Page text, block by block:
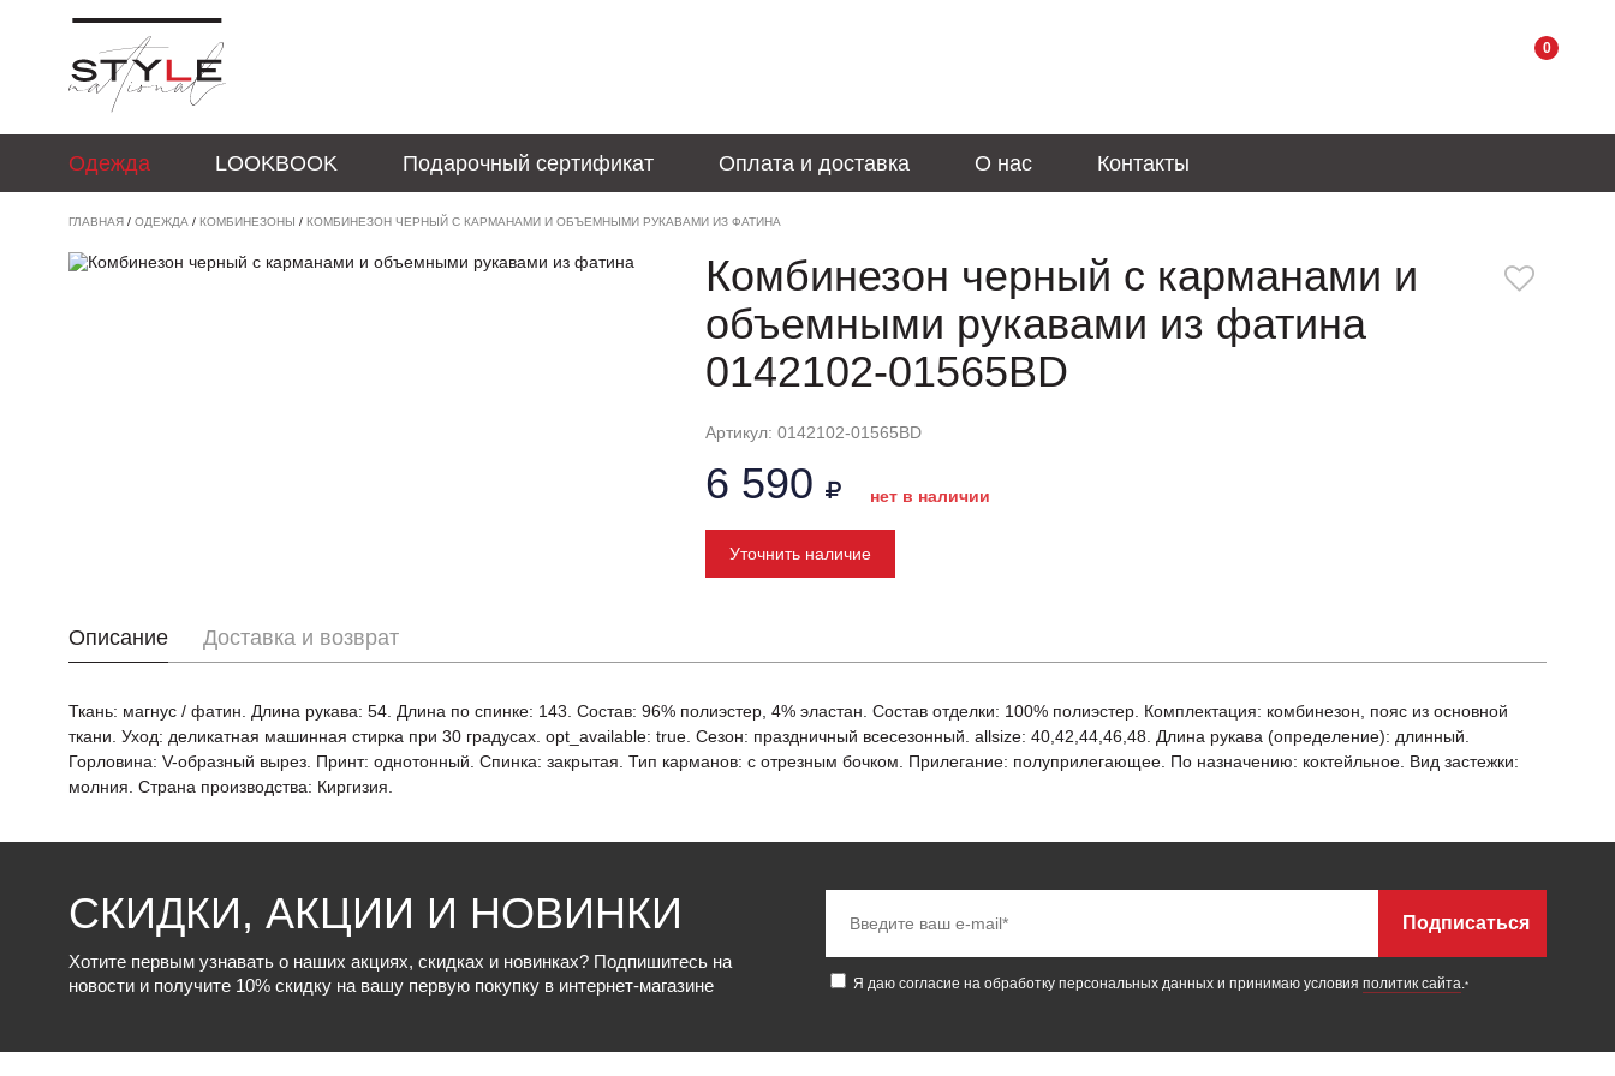
0
Одежда LOOKBOOK Подарочный сертификат Оплата и доставка О нас Контакты
ГЛАВНАЯ / ОДЕЖДА / КОМБИНЕЗОНЫ / КОМБИНЕЗОН ЧЕРНЫЙ С КАРМАНАМИ И ОБЪЕМНЫМИ РУКАВАМИ ИЗ ФАТИНА
Комбинезон черный с карманами и
объемными рукавами из фатина
0142102-01565BD
Артикул: 0142102-01565BD
6 590 нет в наличии
Уточнить наличие
Описание Доставка и возврат
Ткань: магнус / фатин. Длина рукава: 54. Длина по спинке: 143. Состав: 96% полиэстер, 4% эластан. Состав отделки: 100% полиэстер. Комплектация: комбинезон, пояс из основной
ткани. Уход: деликатная машинная стирка при 30 градусах. opt_available: true. Сезон: праздничный всесезонный. allsize: 40,42,44,46,48. Длина рукава (определение): длинный.
Горловина: V-образный вырез. Принт: однотонный. Спинка: закрытая. Тип карманов: с отрезным бочком. Прилегание: полуприлегающее. По назначению: коктейльное. Вид застежки:
молния. Страна производства: Киргизия.
СКИДКИ, АКЦИИ И НОВИНКИ
Хотите первым узнавать о наших акциях, скидках и новинках? Подпишитесь на
новости и получите 10% скидку на вашу первую покупку в интернет-магазине
Я даю согласие на обработку персональных данных и принимаю условия политик сайта.*
Подписаться